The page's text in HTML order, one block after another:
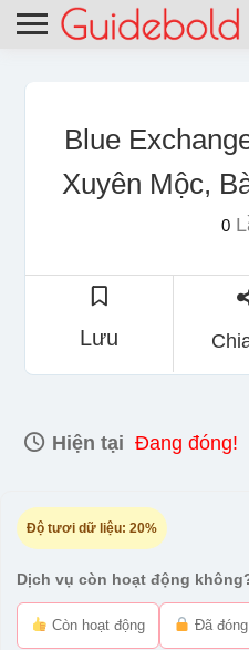
Blue
Xuyên Mộc,
0
Lưu
Hiện tại Đang đóng!
Độ tươi dữ liệu: 20%
Dịch vụ còn hoạt động
Còn hoạt động Đã đóng